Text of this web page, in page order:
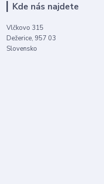
Kde nás najdete
Vlčkovo 315
Dežerice, 957 03
Slovensko